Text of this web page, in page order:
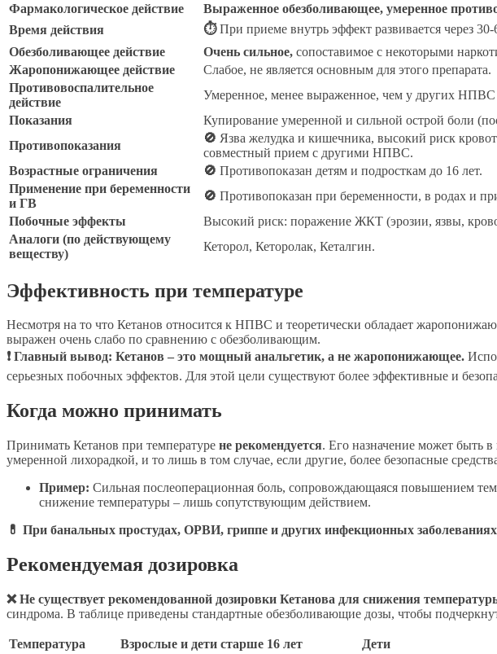
Фармакологическое действие
Выраженное обезболивающее, умеренное
Время действия
⏱При приеме внутрь эффект развивается через
Обезболивающее действие
Очень сильное, сопоставимое с некоторыми
Жаропонижающее действие
Слабое, не является основным для этого препарата.
Противовоспалительное
действие
Умеренное, менее выраженное, чем у других
Показания
Купирование умеренной и сильной острой боли
Противопоказания
🚫 Язва желудка и кишечника, высокий риск
совместный прием с другими НПВС.
Возрастные ограничения
🚫 Противопоказан детям и подросткам до 16 лет.
Применение при беременности
и ГВ
🚫 Противопоказан при беременности, в родах и
Побочные эффекты
Высокий риск: поражение ЖКТ (эрозии, язвы,
Аналоги (по действующему
веществу)
Кеторол, Кеторолак, Кеталгин.
Эффективность при температуре
Несмотря на то что Кетанов относится к НПВС и теоретически обладает
выражен очень слабо по сравнению с обезболивающим.
❗ Главный вывод: Кетанов – это мощный анальгетик, а не жаропонижающее.
серьезных побочных эффектов. Для этой цели существуют более эффективные и
Когда можно принимать
Принимать Кетанов при температуре не рекомендуется. Его назначение может быть в
умеренной лихорадкой, и то лишь в том случае, если другие, более безопасные
Пример: Сильная послеоперационная боль, сопровождающаяся повышением
снижение температуры – лишь сопутствующим действием.
💊 При банальных простудах, ОРВИ, гриппе и других инфекционных
Рекомендуемая дозировка
❌ Не существует рекомендованной дозировки Кетанова для снижения
синдрома. В таблице приведены стандартные обезболивающие дозы, чтобы
Температура Взрослые и дети старше 16 лет Дети